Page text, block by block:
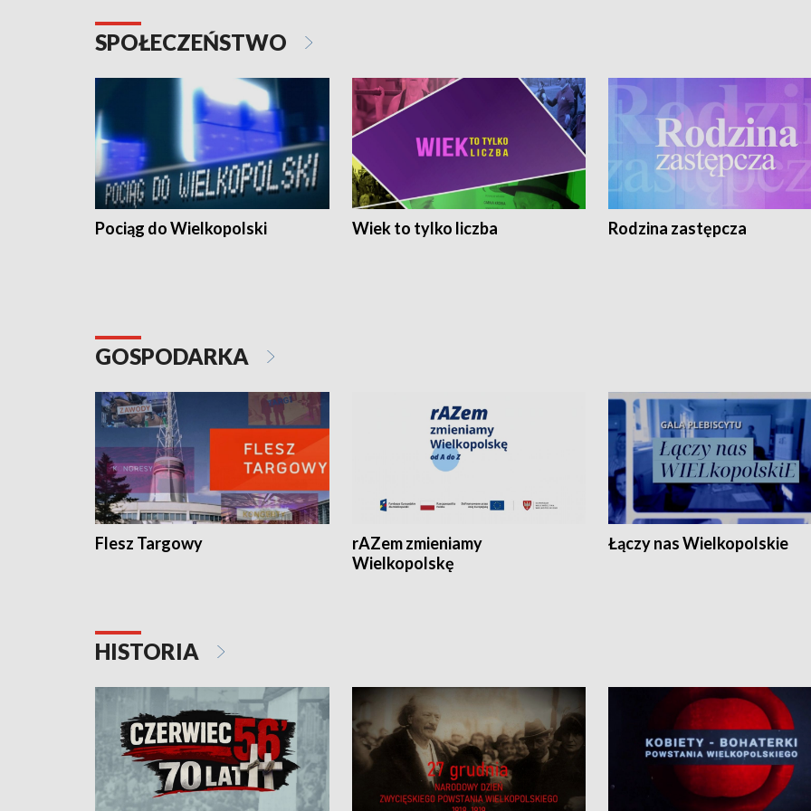
SPOŁECZEŃSTWO
Pociąg do Wielkopolski Wiek to tylko liczba Rodzina zastępcza
GOSPODARKA
Flesz Targowy
rAZem zmieniamy
Wielkopolskę
Łączy nas Wielkopolskie
HISTORIA